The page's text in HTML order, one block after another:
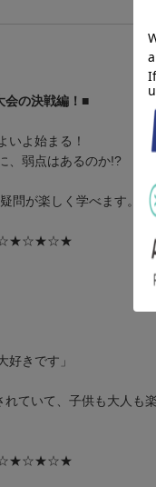
会の決戦編！■
いよ始まる！
、弱点はあるのか!?
問が楽しく学べます。
好きです」
ていて、子供も大人も